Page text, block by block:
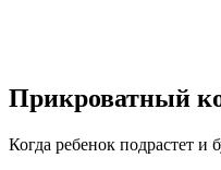
Прикроватный
Когда ребенок подрастет и